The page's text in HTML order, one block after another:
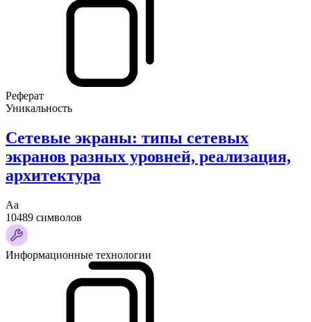
Реферат
Уникальность
Сетевые экраны: типы сетевых
экранов разных уровней, реализация,
архитектура
Аа
10489 символов
Информационные технологии